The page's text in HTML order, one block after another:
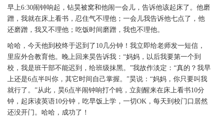
早上6:30闹钟响起，钻昊被窝和他闹一会儿，告诉他该起床了。他磨
蹭，我就在床上看书，忍住气不理他；一会儿我告诉他七点了，他
还磨蹭，我又不理他；吃饭时间磨蹭，我也不理他。
哈哈，今天他到校终于迟到了10几分钟！我立即给老师发一短信，
里应外合教育他。晚上回来昊告诉我：“妈妈，以后我要第一个到
校，我是班干部不能迟到，给班级抹黑。”我故作淡定：“真的？我早
上还是6点半叫你，其它时间自己掌握。”昊说：“妈妈，你只要叫我
就行了。”从此，昊6点半闹钟响打个盹，立刻醒来在床上看书10分
钟，起床读英语10分钟，吃早饭上学，一切OK，每天到校门口居然
还没开门。哈哈，成功了！